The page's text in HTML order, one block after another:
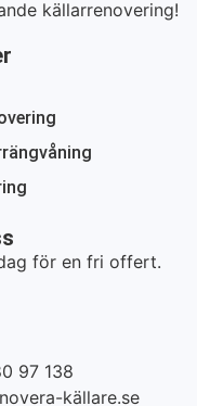
källarrenovering!
för en fri offert.
97 138
källare.se